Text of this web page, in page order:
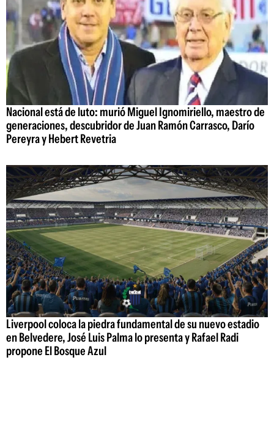
Nacional está de luto: murió Miguel Ignomiriello, maestro de
generaciones, descubridor de Juan Ramón Carrasco, Darío
Pereyra y Hebert Revetria
Liverpool coloca la piedra fundamental de su nuevo estadio
en Belvedere, José Luis Palma lo presenta y Rafael Radi
propone El Bosque Azul